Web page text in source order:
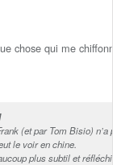
chose qui me chiffonne
(et par Tom Bisio) n’a
le voir en chine.
plus subtil et réfléchi.